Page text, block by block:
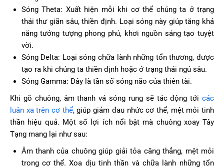
Sóng Theta: Xuất hiện mỗi khi cơ thể chúng ta ở trạng
thái thư giãn sâu, thiền định. Loại sóng này giúp tăng khả
năng tưởng tượng phong phú, khơi nguồn sáng tạo tuyệt
vời.
Sóng Delta: Loại sóng chữa lành những tổn thương, được
tạo ra khi chúng ta thiền định hoặc ở trạng thái ngủ sâu.
Sóng Gamma: Đây là tần số sóng não của thiên tài.
Khi gõ chuông, âm thanh vá sóng rung sẽ tác động tới các
luân xa trên cơ thể, giúp giảm đau nhức cơ thể, mệt mỏi tinh
thần hiệu quả. Một số lợi ích nổi bật mà chuông xoay Tây
Tạng mang lại như sau:
Âm thanh của chuông giúp giải tỏa căng thẳng, mệt mỏi
trong cơ thể. Xoa dịu tinh thần và chữa lành những tổn